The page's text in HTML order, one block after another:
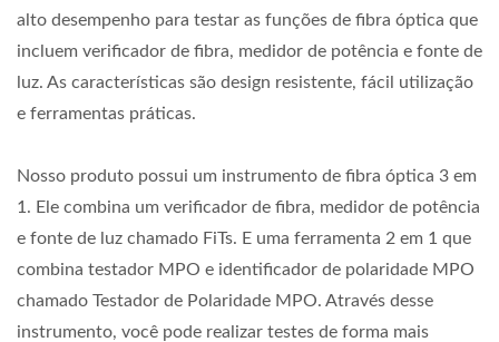
alto desempenho para testar as funções de fibra óptica que
incluem verificador de fibra, medidor de potência e fonte de
luz. As características são design resistente, fácil utilização
e ferramentas práticas.
Nosso produto possui um instrumento de fibra óptica 3 em
1. Ele combina um verificador de fibra, medidor de potência
e fonte de luz chamado FiTs. E uma ferramenta 2 em 1 que
combina testador MPO e identificador de polaridade MPO
chamado Testador de Polaridade MPO. Através desse
instrumento, você pode realizar testes de forma mais